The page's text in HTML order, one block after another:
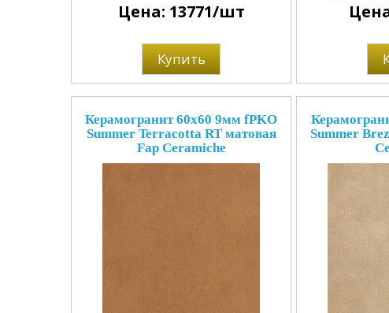
Цена: 13771/шт
Купить
Керамогранит 60x60 9мм fPKO
Summer Terracotta RT матовая
Fap Ceramiche
Summer